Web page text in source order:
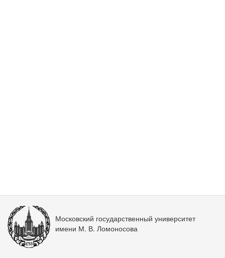
Московский государственный университет
имени М. В. Ломоносова